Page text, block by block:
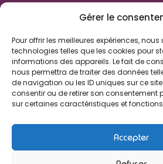
Gérer le
Pour offrir les meilleures expériences,
technologies telles que les cookies pour
informations des appareils. Le fait de
nous permettra de traiter des données
de navigation ou les ID uniques sur ce
consentir ou de retirer son consentement
sur certaines caractéristiques et
Accepter
Nom de famille
Boheme